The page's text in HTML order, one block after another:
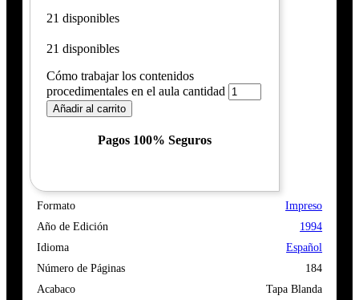
21 disponibles
21 disponibles
Cómo trabajar los contenidos
procedimentales en el aula cantidad
Añadir al carrito
Pagos 100% Seguros
Formato
Impreso
Año de Edición
1994
Idioma
Español
Número de Páginas
184
Acabaco
Tapa Blanda